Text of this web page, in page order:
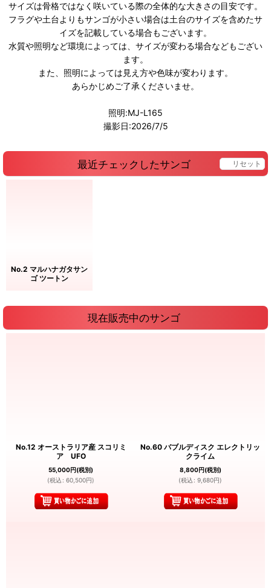
サイズは骨格ではなく咲いている際の全体的な大きさの目安です。
フラグや土台よりもサンゴが小さい場合は土台のサイズを含めたサ
イズを記載している場合もございます。
水質や照明など環境によっては、サイズが変わる場合などもござい
ます。
また、照明によっては見え方や色味が変わります。
あらかじめご了承くださいませ。
照明:MJ-L165
撮影日:2026/7/5
最近チェックしたサンゴ リセット
No.2 マルハナガタサン
ゴ ツートン
現在販売中のサンゴ
No.12 オーストラリア産 スコリミ
ア UFO
55,000円(税別)
(税込 : 60,500円)
No.60 バブルディスク エレクトリッ
クライム
8,800円(税別)
(税込 : 9,680円)